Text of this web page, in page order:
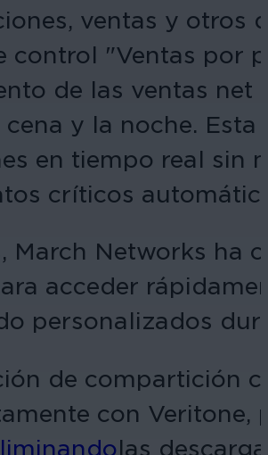
ventas y otros
control "Ventas por
de las ventas net
cena y la noche.
en tiempo real sin
críticos
March Networks ha
acceder
personalizados
de compartición
con
las